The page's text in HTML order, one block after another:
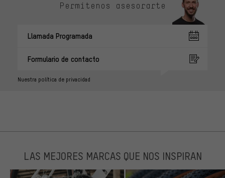
Permítenos asesorarte
Llamada Programada
Formulario de contacto
Nuestra política de privacidad
LAS MEJORES MARCAS QUE NOS INSPIRAN